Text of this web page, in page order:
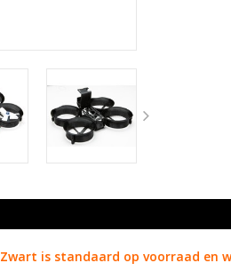
Zwart is standaard op voorraad en